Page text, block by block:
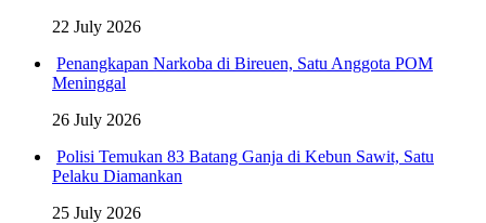
22 July 2026
Penangkapan Narkoba di Bireuen, Satu Anggota POM
Meninggal
26 July 2026
Polisi Temukan 83 Batang Ganja di Kebun Sawit, Satu
Pelaku Diamankan
25 July 2026